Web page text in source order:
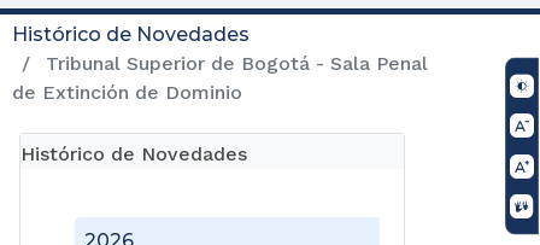
Histórico de Novedades
Tribunal Superior de Bogotá - Sala Penal
de Extinción de Dominio
Histórico de Novedades